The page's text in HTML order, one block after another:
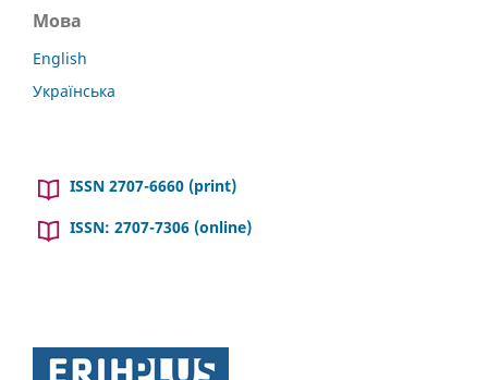
Мова
English
Українська
ISSN 2707-6660 (print)
ISSN: 2707-7306 (online)